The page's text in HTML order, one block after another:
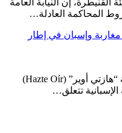
المحاكمة العادلة…
وإسبان في إطار
أفادت وسائل إعلام إسبانية بأن جمعية “هازتي أوير” (Hazte Oír)
تتعلق…